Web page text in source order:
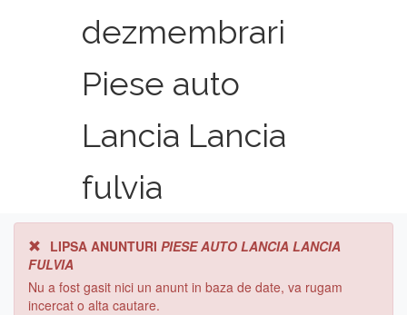
dezmembrari
Piese auto
Lancia Lancia
fulvia
LIPSA ANUNTURI PIESE AUTO LANCIA LANCIA
FULVIA
Nu a fost gasit nici un anunt in baza de date, va rugam
incercat o alta cautare.